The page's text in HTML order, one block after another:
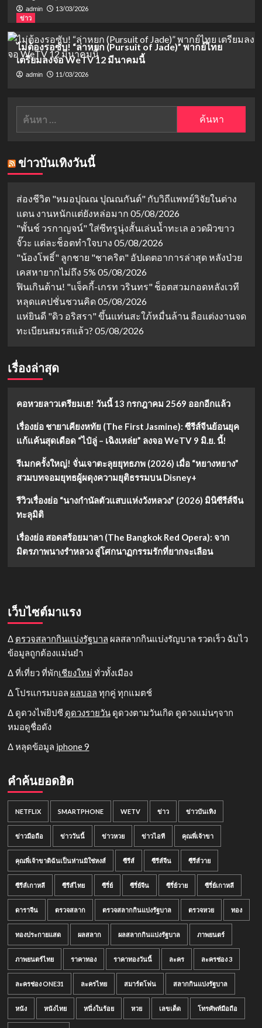
admin
13/03/2026
ข่าว
ไม่ต้องรอซับ! “ล่าหยก (Pursuit of Jade)” พากย์ไทย
เตรียมลงจอ WeTV 12 มีนาคมนี้
admin 11/03/2026
ค้นหา
ข่าวบันเทิงวันนี้
ส่องชีวิต "หมอปุณณ ปุณณกันต์" กับวิถีแพทย์วิจัยในต่าง
แดน งานหนักแต่ยังหล่อมาก 05/08/2026
"พั้นช์ วรกาญจน์" ใส่ซีทรูนุ่งสั้นเล่นน้ำทะเล อวดผิวขาว
จั๊วะ แต่ละช็อตทำใจบาง 05/08/2026
"น้องโพธิ์" ลูกชาย "ชาคริต" อัปเดตอาการล่าสุด หลังป่วย
เคสหายากไม่ถึง 5% 05/08/2026
ฟินเกินต้าน! "แจ็คกี้-เกรท วรินทร" ช็อตสวมกอดหลังเวที
หลุดแคปชั่นชวนคิด05/08/2026
แห่ยินดี "ดิว อริสรา" ขึ้นแท่นสะใภ้หมื่นล้าน ลือแต่งงานจด
ทะเบียนสมรสแล้ว? 05/08/2026
เรื่องล่าสุด
คอหวยลาวเตรียมเฮ! วันนี้ 13 กรกฎาคม 2569 ออกอีกแล้ว
เรื่องย่อ ชายาเคียงหทัย (The First Jasmine): ซีรีส์จีนย้อนยุค
แก้แค้นสุดเดือด “ไป๋ลู่ – เฉิงเหล่ย” ลงจอ WeTV 9 มิ.ย. นี้!
รีเมกครั้งใหญ่! จั่นเจาตะลุยยุทธภพ (2026) เมื่อ “หยางหยาง”
สวมบทจอมยุทธผู้ผดุงความยุติธรรมบน Disney+
รีวิวเรื่องย่อ “นางกำนัลตัวแสบแห่งวังหลวง” (2026) มินิซีรีส์จีน
ทะลุมิติ
เรื่องย่อ สอดสร้อยมาลา (The Bangkok Red Opera): จาก
มิตรภาพนางรำหลวง สู่โศกนาฏกรรมรักที่ยากจะเลือน
เว็บไซต์มาแรง
Δ ตรวจสลากกินแบ่งรัฐบาล ผลสลากกินแบ่งรัญบาล รวดเร็ว ฉับไว
ข้อมูลถูกต้องแม่นยำ
Δ ที่เที่ยว ที่พักเชียงใหม่ ทั่วทั้งเมือง
Δ โปรแกรมบอล ผลบอล ทุกคู่ ทุกแมตช์
Δ ดูดวงไพ่ยิปซี ดูดวงรายวันดูดวงตามวันเกิด ดูดวงแม่นๆจาก
หมอดูชื่อดัง
Δ หลุดข้อมูล iphone 9
คำค้นยอดฮิต
NETFLIX SMARTPHONE WETV ข่าว ข่าวบันเทิง
ข่าวมือถือ ข่าววันนี้ ข่าวหวย ข่าวไอที คุณพี่เจ้าขา
คุณพี่เจ้าขาดิฉันเป็นห่านมิใช่หงส์ ซีรีส์ ซีรีส์จีน ซีรีส์วาย
ซีรีส์เกาหลี ซีรีส์ไทย ซีรี่ย์ ซีรี่ย์จีน ซีรี่ย์วาย ซีรี่ย์เกาหลี
ดาราจีน ตรวจสลาก ตรวจสลากกินแบ่งรัฐบาล ตรวจหวย ทอง
ทองประกายแสด ผลสลาก ผลสลากกินแบ่งรัฐบาล ภาพยนตร์
ภาพยนตร์ไทย ราคาทอง ราคาทองวันนี้ ละคร ละครช่อง 3
ละครช่อง ONE31 ละครไทย สมาร์ตโฟน สลากกินแบ่งรัฐบาล
หนัง หนังไทย หนึ่งในร้อย หวย เลขเด็ด โทรศัพท์มือถือ